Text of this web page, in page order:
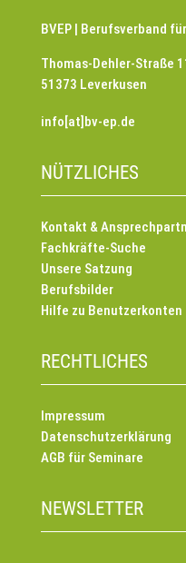
BVEP | Berufsverband
Thomas-Dehler-Straße
51373 Leverkusen
info[at]bv-ep.de
NÜTZLICHES
Kontakt &
Fachkräfte-Suche
Unsere Satzung
Berufsbilder
Hilfe zu Benutzerkonten
RECHTLICHES
Impressum
Datenschutzerklärung
AGB für Seminare
NEWSLETTER